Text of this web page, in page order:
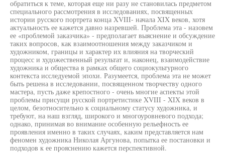
обратиться к теме, которая еще ни разу не становилась предметом
специального рассмотрения в исследованиях, посвященных
истории русского портрета конца XVIII- начала XIX веков, хотя
актуальность ее кажется давно назревшей. Проблема эта - назовем
ее «проблемой заказчика» - предполагает выяснение и обсуждение
таких вопросов, как взаимоотношения между заказчиком и
художником, границы и характер их влияния на творческий
процесс и художественный результат и, наконец, взаимодействие
художника и общества в рамках общего социокультурного
контекста исследуемой эпохи. Разумеется, проблема эта не может
быть решена в исследовании, посвященном творчеству одного
мастера, пусть даже крепостного - очень многие аспекты этой
проблемы присущи русской портретистике XVIII - XIX веков в
целом, безотносительно к социальному статусу художника, и
требуют, на наш взгляд, широкого и многоуровневого подхода;
однако, принимая во внимание особенную рельефность ее
проявления именно в таких случаях, каким представляется нам
феномен художника Николая Аргунова, попытка ее постановки и
подходов к ее прояснению кажется перспективной.